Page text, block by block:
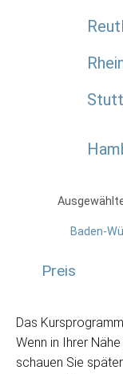
Das
Wenn in Ihrer
schauen Sie
Baden-
Preis